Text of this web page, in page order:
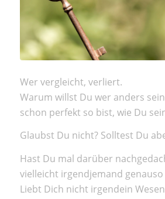
Wer vergleicht, verliert.
Warum willst Du wer anders
schon perfekt so bist, wie Du
Glaubst Du nicht? Solltest Du
Hast Du mal darüber
vielleicht irgendjemand
Liebt Dich nicht irgendein